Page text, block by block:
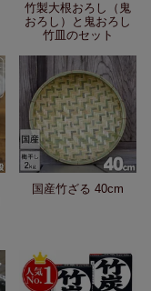
竹製大根おろし（鬼
おろし）と鬼おろし
竹皿のセット
国産竹ざる 40cm